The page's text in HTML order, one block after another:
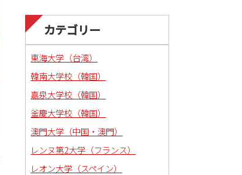
カテゴリー
東海大学（台湾）
韓南大学校（韓国）
嘉泉大学校（韓国）
釜慶大学校（韓国）
澳門大学（中国・澳門）
レンヌ第2大学（フランス）
レオン大学（スペイン）